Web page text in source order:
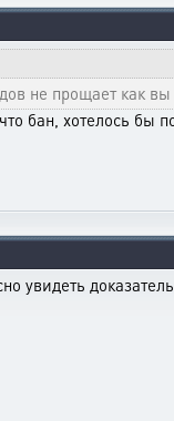
не прощает как
бан, хотелось бы
увидеть